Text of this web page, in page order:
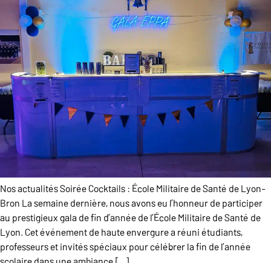
Nos actualités Soirée Cocktails : École Militaire de Santé de Lyon-
Bron La semaine dernière, nous avons eu l’honneur de participer
au prestigieux gala de fin d’année de l’École Militaire de Santé de
Lyon. Cet événement de haute envergure a réuni étudiants,
professeurs et invités spéciaux pour célébrer la fin de l’année